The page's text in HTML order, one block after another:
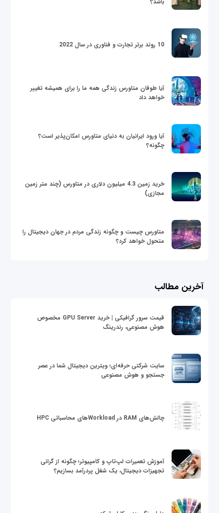
10 روند برتر تجارت و فناوری در سال 2022
آیا طوفان متاورس زندگی همه ما را برای همیشه تغییر
خواهد داد
آیا ورود ایرانیان به دنیای متاورس امکان‌پذیر است؟
چگونه؟
خرید زمین 4.3 میلیون دلاری در متاورس (چند متر زمین
مجازی)
متاورس چیست و چگونه زندگی مردم در جهان دیجیتال را
متحول خواهد کرد؟
آخرین مطالب
قیمت سرور گرافیکی | خرید GPU Server مخصوص
هوش مصنوعی، رندرینگ
سایت شرکتی حرفه‌ای؛ ویترین دیجیتال شما در عصر
جستجو و هوش مصنوعی
چالش‌های RAM در Workloadهای محاسباتی HPC
آموزش تعمیرات لپ‌تاپ و کامپیوتر؛ چگونه از گرانی
تجهیزات دیجیتال، یک شغل پردرآمد بسازیم؟